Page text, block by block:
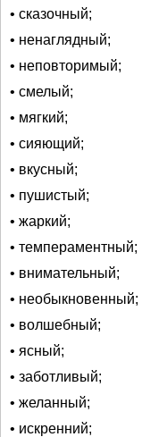
• сказочный;
• ненаглядный;
• неповторимый;
• смелый;
• мягкий;
• сияющий;
• вкусный;
• пушистый;
• жаркий;
• темпераментный;
• внимательный;
• необыкновенный;
• волшебный;
• ясный;
• заботливый;
• желанный;
• искренний;